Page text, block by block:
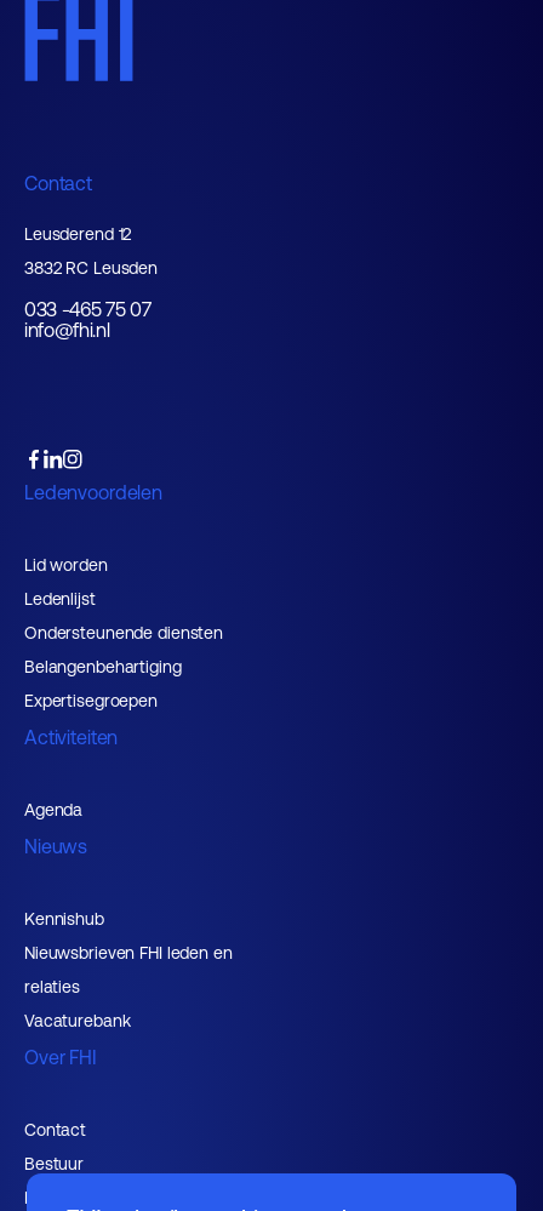
Contact
Leusderend 12
3832 RC Leusden
033 -465 75 07
info@fhi.nl
Ledenvoordelen
Lid worden
Ledenlijst
Ondersteunende diensten
Belangenbehartiging
Expertisegroepen
Activiteiten
Agenda
Nieuws
Kennishub
Nieuwsbrieven FHI leden en
relaties
Vacaturebank
Over FHI
Contact
Bestuur
Medewerkers